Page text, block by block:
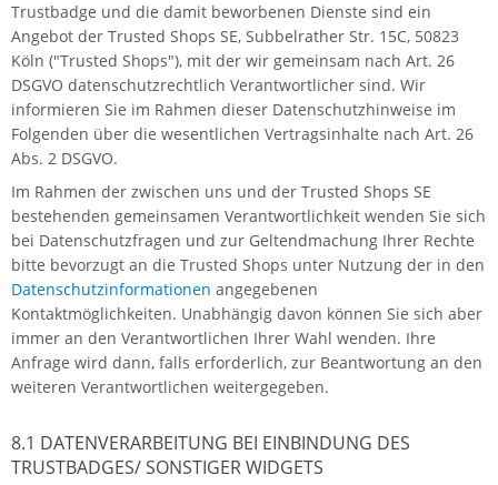
Trustbadge und die damit beworbenen Dienste sind ein
Angebot der Trusted Shops SE, Subbelrather Str. 15C, 50823
Köln ("Trusted Shops"), mit der wir gemeinsam nach Art. 26
DSGVO datenschutzrechtlich Verantwortlicher sind. Wir
informieren Sie im Rahmen dieser Datenschutzhinweise im
Folgenden über die wesentlichen Vertragsinhalte nach Art. 26
Abs. 2 DSGVO.
Im Rahmen der zwischen uns und der Trusted Shops SE
bestehenden gemeinsamen Verantwortlichkeit wenden Sie sich
bei Datenschutzfragen und zur Geltendmachung Ihrer Rechte
bitte bevorzugt an die Trusted Shops unter Nutzung der in den
Datenschutzinformationen angegebenen
Kontaktmöglichkeiten. Unabhängig davon können Sie sich aber
immer an den Verantwortlichen Ihrer Wahl wenden. Ihre
Anfrage wird dann, falls erforderlich, zur Beantwortung an den
weiteren Verantwortlichen weitergegeben.
8.1 DATENVERARBEITUNG BEI EINBINDUNG DES
TRUSTBADGES/ SONSTIGER WIDGETS